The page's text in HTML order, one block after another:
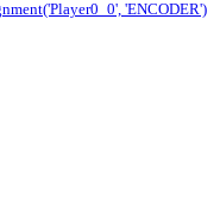
'ENCODER')